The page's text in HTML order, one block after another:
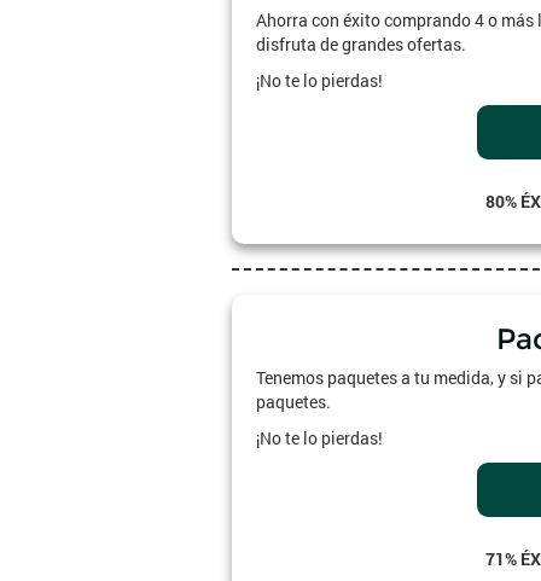
Ahorra con éxito comprando 4 o más
disfruta de grandes ofertas.
¡No te lo pierdas!
80%
Tenemos paquetes a tu medida, y si
paquetes.
¡No te lo pierdas!
71%